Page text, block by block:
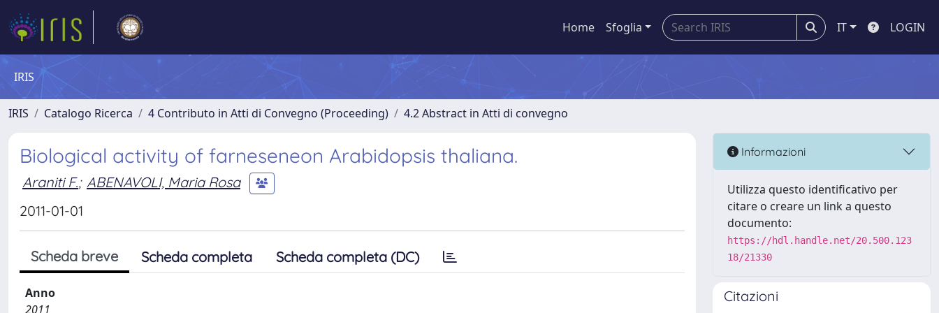
Home Sfoglia IT LOGIN
IRIS
IRIS Catalogo Ricerca 4 Contributo in Atti di Convegno (Proceeding) 4.2 Abstract in Atti di convegno
Biological activity of farneseneon Arabidopsis thaliana.
Araniti F.; ABENAVOLI, Maria Rosa
2011-01-01
Scheda breve Scheda completa Scheda completa (DC)
Anno
2011
Informazioni
Utilizza questo identificativo per
citare o creare un link a questo
documento:
https://hdl.handle.net/20.500.123
18/21330
Citazioni